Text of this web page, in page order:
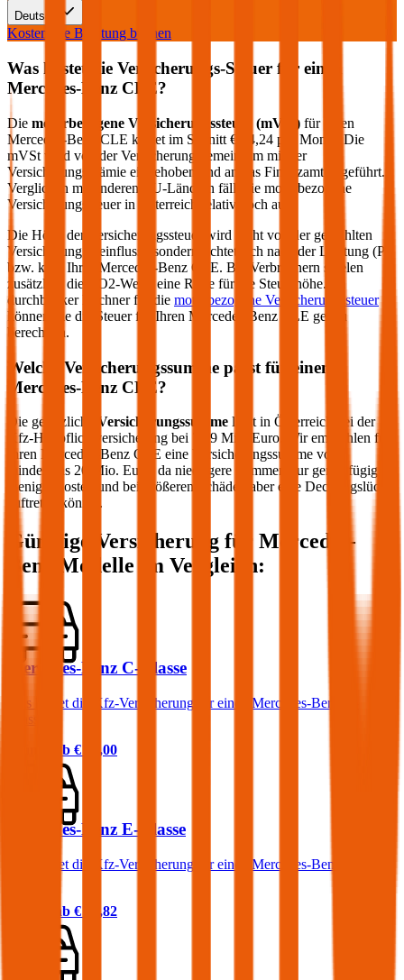
Deutsch
Kostenlose Beratung buchen
Was kostet die Versicherungs-Steuer für einen
Mercedes-Benz CLE?
Die motorbezogene Versicherungssteuer (mVSt) für einen
Mercedes-Benz
CLE kostet im Schnitt € 84,24 pro Monat. Die
mVSt wird von der Versicherung gemeinsam mit der
Versicherungsprämie eingehoben und an das Finanzamt abgeführt.
Verglichen mit anderen EU-Ländern fällt die motorbezogene
Versicherungssteuer in Österreich relativ hoch aus.
Die Höhe der Versicherungssteuer wird nicht von der gewählten
Versicherung beeinflusst, sondern richtet sich nach der Leistung (PS
bzw. kW) Ihres
Mercedes-Benz CLE. Bei Verbrennern spielen
zusätzlich die CO2-Werte eine Rolle für die Steuerhöhe. Im
durchblicker Rechner für die motorbezogene Versicherungssteuer
können Sie die Steuer für Ihren Mercedes-Benz CLE genau
berechnen.
Welche Versicherungssumme passt für einen
Mercedes-Benz CLE?
Die gesetzliche Versicherungssumme liegt in Österreich bei der
Kfz-Haftpflichtversicherung bei 7,79 Mio. Euro. Wir empfehlen für
Ihren Mercedes-Benz CLE eine Versicherungssumme von
mindestens 20 Mio. Euro, da niedrigere Summen nur geringfügig
weniger kosten und bei größeren Schäden aber eine Deckungslücke
auftreten könnte.
Günstige Versicherung für Mercedes-
Benz
Modelle im Vergleich:
Mercedes-Benz C-Klasse
Was kostet die Kfz-Versicherung für einen Mercedes-Benz C-
Prämie ab € 99,00
Mercedes-Benz E-Klasse
Was kostet die Kfz-Versicherung für einen Mercedes-Benz E-
Prämie ab € 86,82